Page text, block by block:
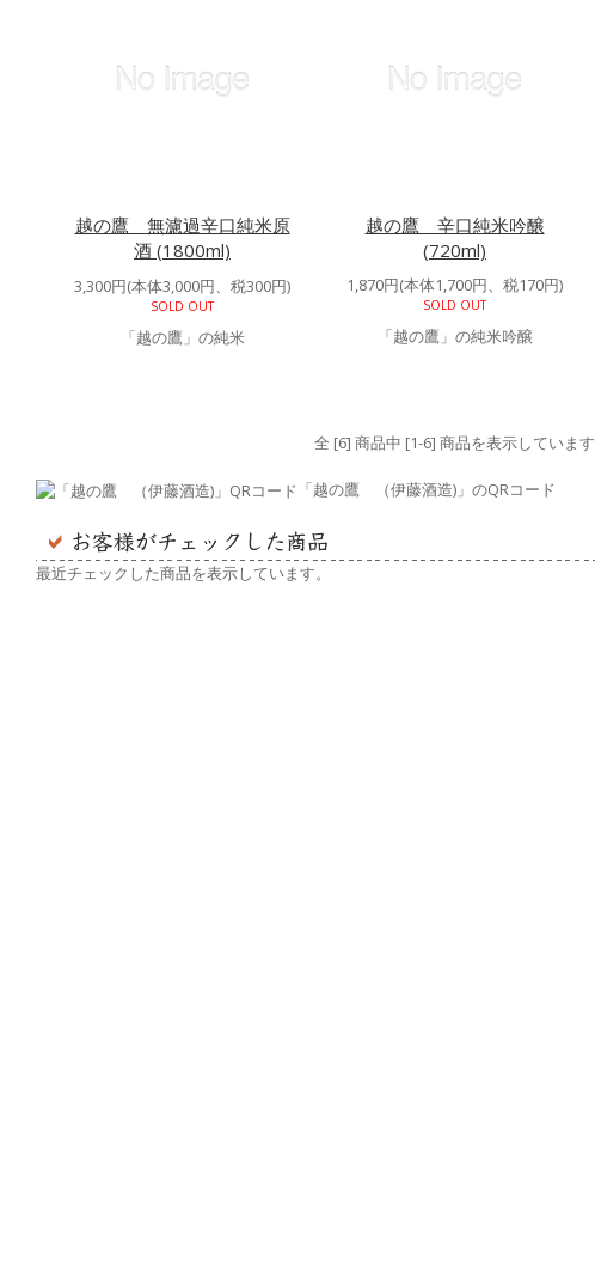
越の鷹 無濾過辛口純米原
酒 (1800ml)
3,300円(本体3,000円、税300円)
SOLD OUT
「越の鷹」の純米
越の鷹 辛口純米吟醸
(720ml)
1,870円(本体1,700円、税170円)
SOLD OUT
「越の鷹」の純米吟醸
全 [6] 商品中 [1-6] 商品を表示しています
「越の鷹 （伊藤酒造)」のQRコード
最近チェックした商品を表示しています。